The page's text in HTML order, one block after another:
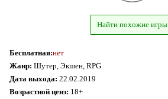
Найти похожие игры
Бесплатная:нет
Жанр: Шутер, Экшен, RPG
Дата выхода: 22.02.2019
Возрастной ценз: 18+